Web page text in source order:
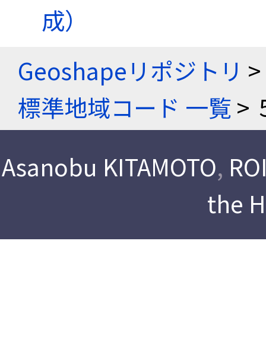
成）
Geoshapeリポジトリ >
標準地域コード 一覧>
Asanobu KITAMOTO,
the